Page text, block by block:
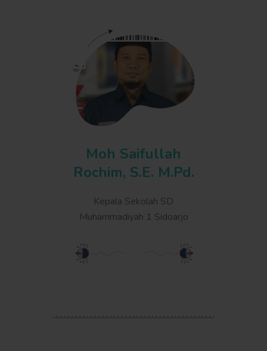
Moh Saifullah
Rochim, S.E. M.Pd.
Kepala Sekolah SD
Muhammadiyah 1 Sidoarjo